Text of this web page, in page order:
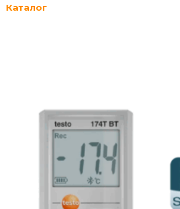
Каталог